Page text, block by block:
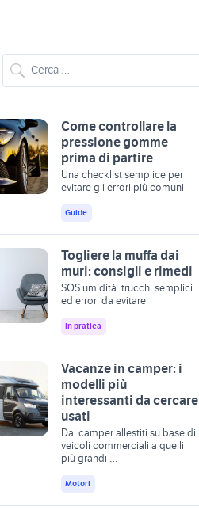
Come controllare la
pressione gomme
prima di partire
Una checklist semplice per
evitare gli errori più comuni
Guide
Togliere la muffa dai
muri: consigli e rimedi
SOS umidità: trucchi semplici
ed errori da evitare
In pratica
Vacanze in camper: i
modelli più
interessanti da cercare
usati
Dai camper allestiti su base di
veicoli commerciali a quelli
più grandi …
Motori